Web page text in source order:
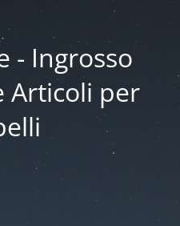
- Ingrosso
Articoli per